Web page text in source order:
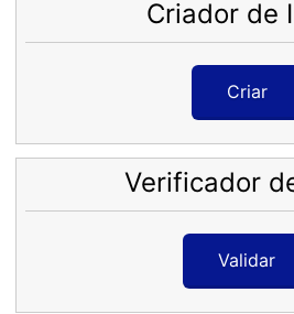
Criador de
Criar
Verificador
Validar